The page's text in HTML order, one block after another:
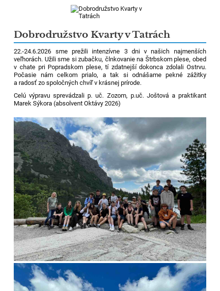
Dobrodružstvo Kvarty v Tatrách
22.-24.6.2026 sme prežili intenzívne 3 dni v našich najmenších
veľhorách. Užili sme si zubačku, člnkovanie na Štrbskom plese, obed
v chate pri Popradskom plese, tí zdatnejší dokonca zdolali Ostrvu.
Počasie nám celkom prialo, a tak si odnášame pekné zážitky
a radosť zo spoločných chvíľ v krásnej prírode.
Celú výpravu sprevádzali p. uč. Zozom, p.uč. Joštová a praktikant
Marek Sýkora (absolvent Oktávy 2026)